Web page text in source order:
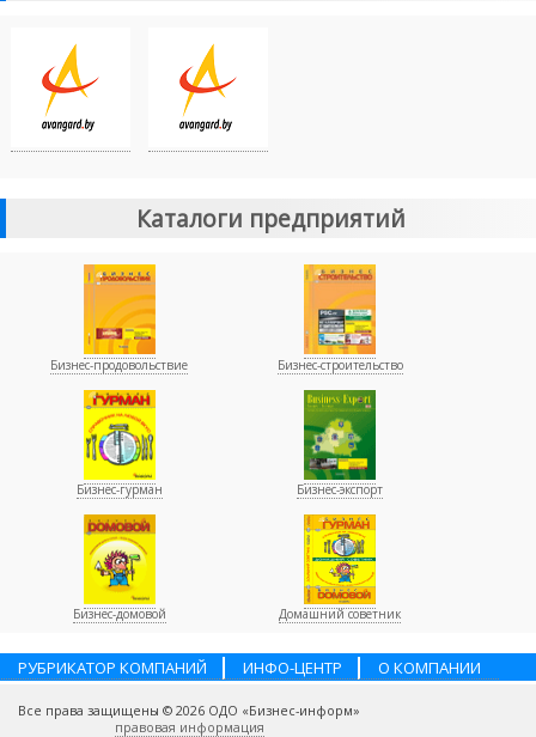
Каталоги предприятий
Бизнес-продовольствие Бизнес-строительство
Бизнес-гурман Бизнес-экспорт
Бизнес-домовой Домашний советник
РУБРИКАТОР КОМПАНИЙ ИНФО-ЦЕНТР
О КОМПАНИИ
Все права защищены © 2026 ОДО «Бизнес-информ»
правовая информация